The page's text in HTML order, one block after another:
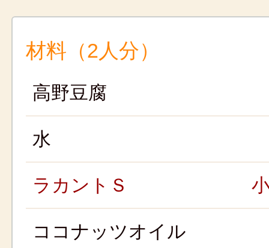
材料（2人分）
高野豆腐
水
ラカントＳ
ココナッツオイル